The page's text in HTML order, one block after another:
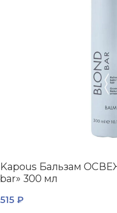
Kapous Бальзам
bar» 300 мл
515 ₽